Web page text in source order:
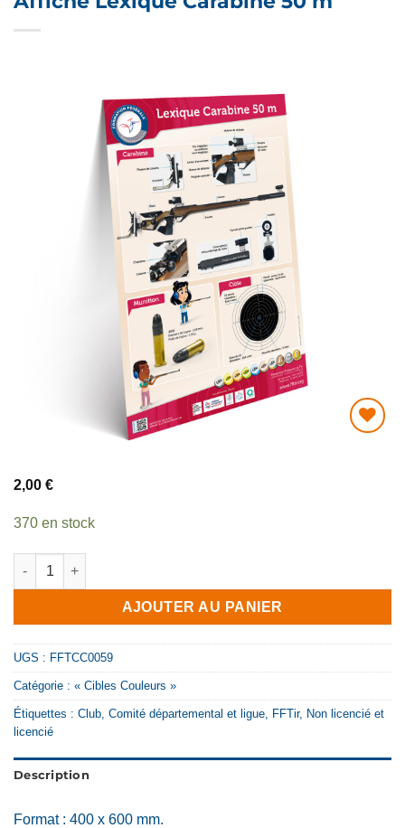
2,00 €
370 en stock
quantité de Affiche Lexique Carabine 50 m
AJOUTER AU PANIER
UGS : FFTCC0059
Catégorie : « Cibles Couleurs »
Étiquettes : Club Comité départemental et ligue FFTir, Non licencié et
licencié
Description
Format : 400 x 600 mm.